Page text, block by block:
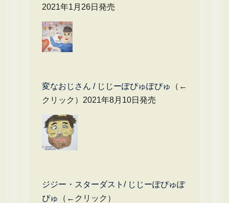
2021年1月26日発売
変なおじさん / じじーぽぴゅぽぴゅ
（←
クリック）2021年8月10日発売
ジジー・スターダスト/ じじーぽぴゅぽ
ぴゅ
（←クリック）